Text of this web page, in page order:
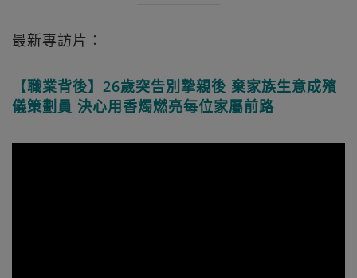
最新專訪片︰
【職業背後】26歲突告別摯親後 棄家族生意成殯
儀策劃員 決心用香燭燃亮每位家屬前路